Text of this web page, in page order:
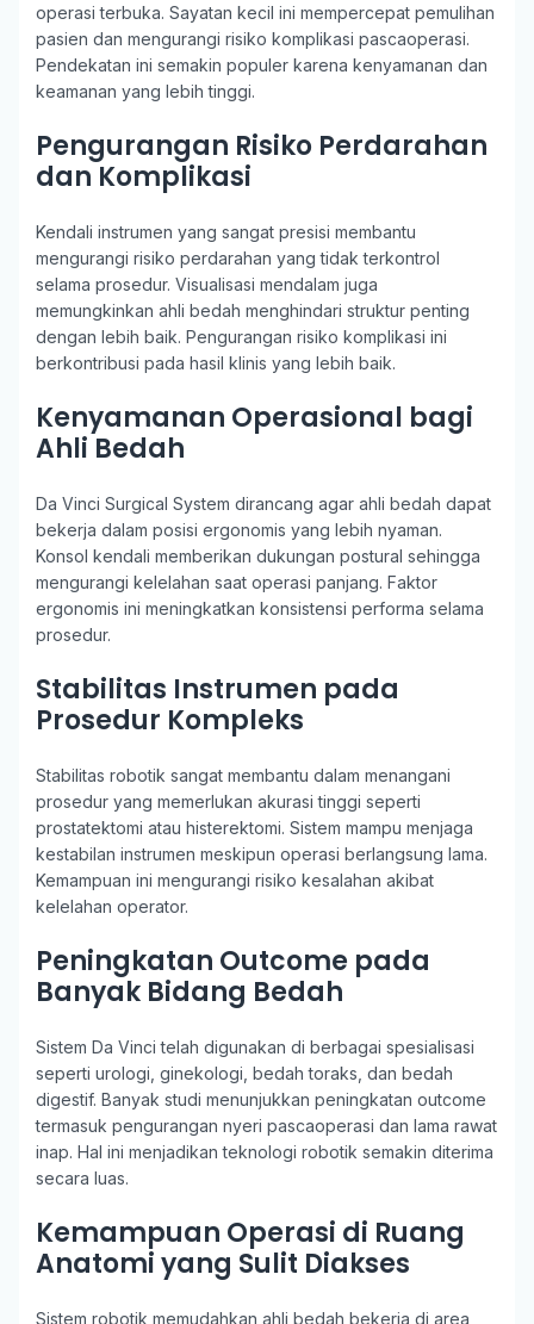
operasi terbuka. Sayatan kecil ini mempercepat pemulihan
pasien dan mengurangi risiko komplikasi pascaoperasi.
Pendekatan ini semakin populer karena kenyamanan dan
keamanan yang lebih tinggi.
Pengurangan Risiko Perdarahan
dan Komplikasi
Kendali instrumen yang sangat presisi membantu
mengurangi risiko perdarahan yang tidak terkontrol
selama prosedur. Visualisasi mendalam juga
memungkinkan ahli bedah menghindari struktur penting
dengan lebih baik. Pengurangan risiko komplikasi ini
berkontribusi pada hasil klinis yang lebih baik.
Kenyamanan Operasional bagi
Ahli Bedah
Da Vinci Surgical System dirancang agar ahli bedah dapat
bekerja dalam posisi ergonomis yang lebih nyaman.
Konsol kendali memberikan dukungan postural sehingga
mengurangi kelelahan saat operasi panjang. Faktor
ergonomis ini meningkatkan konsistensi performa selama
prosedur.
Stabilitas Instrumen pada
Prosedur Kompleks
Stabilitas robotik sangat membantu dalam menangani
prosedur yang memerlukan akurasi tinggi seperti
prostatektomi atau histerektomi. Sistem mampu menjaga
kestabilan instrumen meskipun operasi berlangsung lama.
Kemampuan ini mengurangi risiko kesalahan akibat
kelelahan operator.
Peningkatan Outcome pada
Banyak Bidang Bedah
Sistem Da Vinci telah digunakan di berbagai spesialisasi
seperti urologi, ginekologi, bedah toraks, dan bedah
digestif. Banyak studi menunjukkan peningkatan outcome
termasuk pengurangan nyeri pascaoperasi dan lama rawat
inap. Hal ini menjadikan teknologi robotik semakin diterima
secara luas.
Kemampuan Operasi di Ruang
Anatomi yang Sulit Diakses
Sistem robotik memudahkan ahli bedah bekerja di area